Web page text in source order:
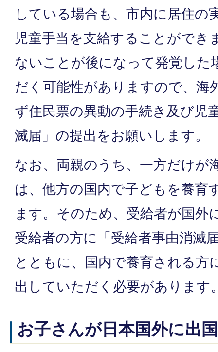
している場合も、市内に居住の
児童手当を支給することができ
ないことが後になって発覚した
だく可能性がありますので、海
ず住民票の異動の手続き及び児
滅届」の提出をお願いします。
なお、両親のうち、一方だけが
は、他方の国内で子どもを養育
ます。そのため、受給者が国外
受給者の方に「受給者事由消滅
とともに、国内で養育される方
出していただく必要があります
お子さんが日本国外に出